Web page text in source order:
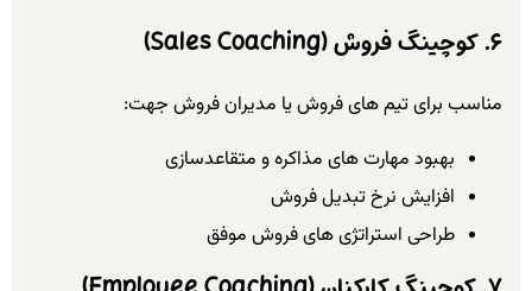
۶. کوچینگ فروش (Sales Coaching)
مناسب برای تیم های فروش یا مدیران فروش جهت:
بهبود مهارت های مذاکره و متقاعدسازی
افزایش نرخ تبدیل فروش
طراحی استراتژی های فروش موفق